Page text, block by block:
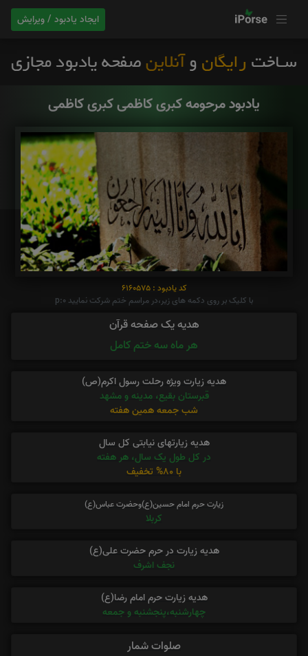
ایجاد یادبود / ویرایش
یادبود مرحومه کبری کاظمی کبری کاظمی
کد یادبود : 6160575
با کلیک بر روی دکمه های زیر،در مراسم ختم شرکت نمایید p:0
هدیه یک صفحه قرآن
هر ماه سه ختم کامل
هدیه زیارت ویژه رحلت رسول اکرم(ص)
قبرستان بقیع، مدینه و مشهد
شب جمعه همین هفته
هدیه زیارتهای نیابتی کل سال
در کل طول یک سال، هر هفته
با 80% تخفیف
زیارت حرم امام حسین(ع)وحضرت عباس(ع)
کربلا
هدیه زیارت در حرم حضرت علی(ع)
نجف اشرف
هدیه زیارت حرم امام رضا(ع)
چهارشنبه،پنجشنبه و جمعه
صلوات شمار